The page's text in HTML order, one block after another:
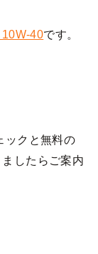
40です。
ックと無料の
したらご案内